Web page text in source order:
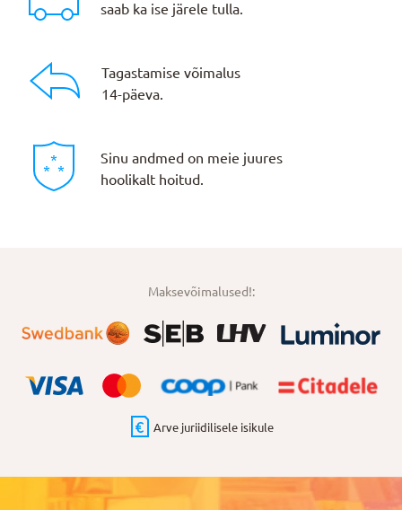
saab ka ise järele tulla.
Tagastamise võimalus
14-päeva.
Sinu andmed on meie juures
hoolikalt hoitud.
Maksevõimalused!:
Arve juriidilisele isikule